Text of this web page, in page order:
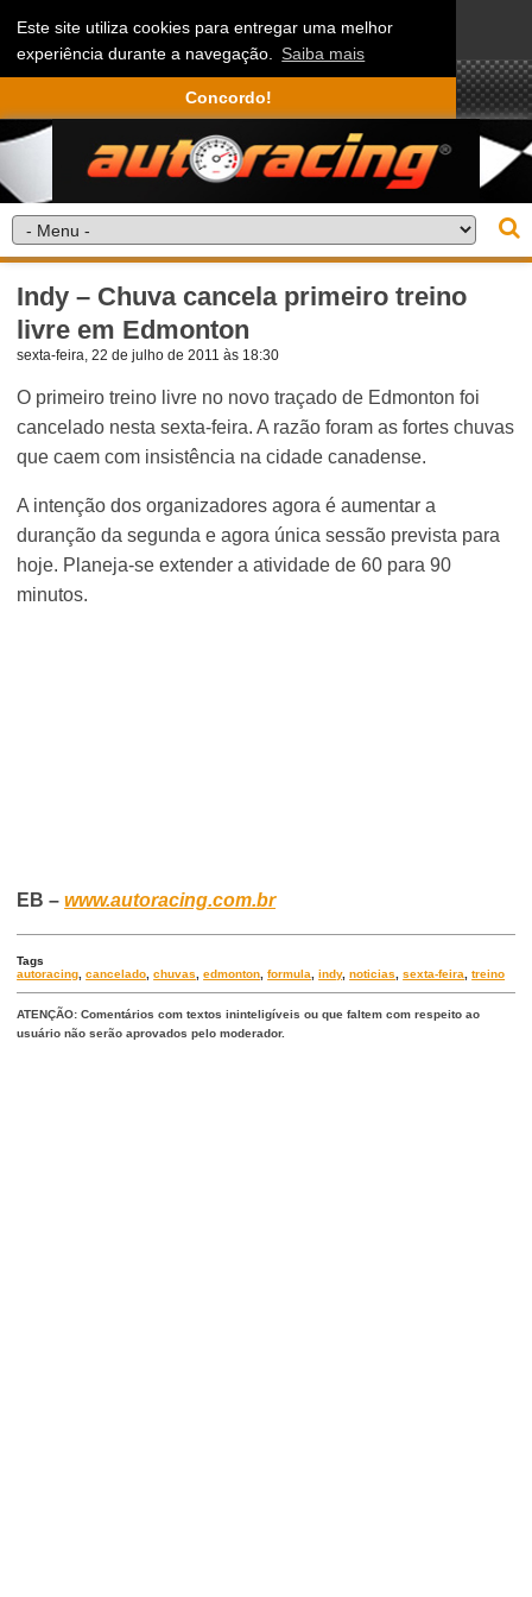
Este site utiliza cookies para entregar uma melhor
experiência durante a navegação. Saiba mais
Concordo!
Indy – Chuva cancela primeiro treino
livre em Edmonton
sexta-feira, 22 de julho de 2011 às 18:30
O primeiro treino livre no novo traçado de Edmonton foi
cancelado nesta sexta-feira. A razão foram as fortes chuvas
que caem com insistência na cidade canadense.
A intenção dos organizadores agora é aumentar a
duranção da segunda e agora única sessão prevista para
hoje. Planeja-se extender a atividade de 60 para 90
minutos.
EB –www.autoracing.com.br
Tags
autoracing ,cancelado ,chuvas ,edmonton ,formula ,indy,noticias ,sexta-feira ,treino
ATENÇÃO: Comentários com textos ininteligíveis ou que faltem com respeito ao
usuário não serão aprovados pelo moderador.